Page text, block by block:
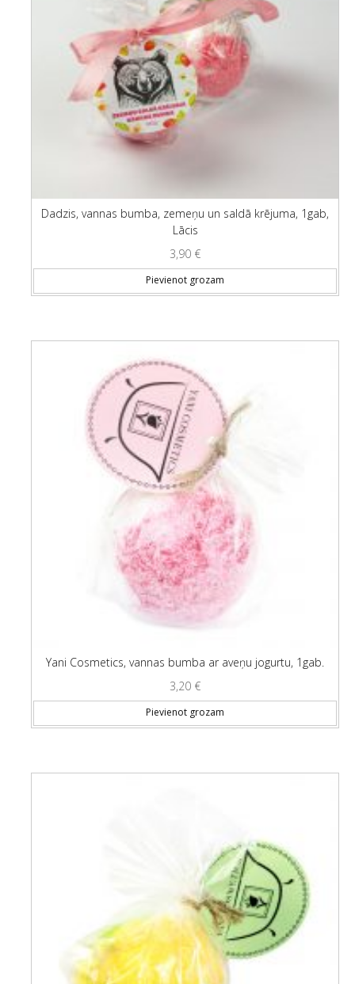
Dadzis, vannas bumba, zemeņu un saldā krējuma, 1gab,
Lācis
3,90 €
Pievienot grozam
Yani Cosmetics, vannas bumba ar aveņu jogurtu, 1gab.
3,20 €
Pievienot grozam